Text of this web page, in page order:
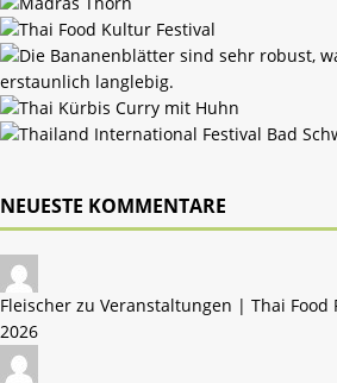
NEUESTE KOMMENTARE
Fleischer zu Veranstaltungen | Thai Food
2026